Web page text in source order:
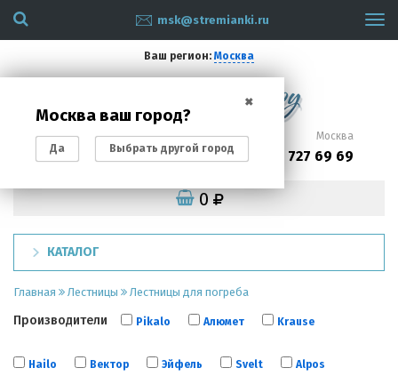
msk@stremianki.ru
Ваш регион: Москва
✖
Москва ваш город?
Да Выбрать другой город
Санкт-Петербург
(812) 200 87 93
Москва
(495) 727 69 69
0
КАТАЛОГ
Главная Лестницы Лестницы для погреба
Производители Pikalo Алюмет Krause
Hailo Вектор Эйфель Svelt Alpos